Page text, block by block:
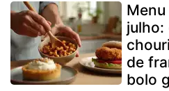
de
bolo